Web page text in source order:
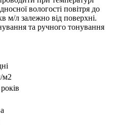
вологості повітря до
м/л залежно від поверхні.
та ручного тонування
м2